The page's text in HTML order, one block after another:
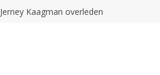
Jerney Kaagman overleden